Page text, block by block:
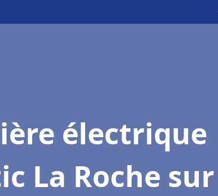
électrique
La Roche sur